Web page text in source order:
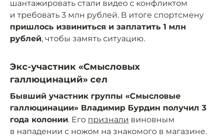
шантажировать стали видео с конфликтом
и требовать 3 млн рублей. В итоге спортсмену
пришлось извиниться и заплатить 1 млн
рублей, чтобы замять ситуацию.
Экс-участник «Смысловых
галлюцинаций» сел
Бывший участник группы «Смысловые
галлюцинации» Владимир Бурдин получил 3
года колонии. Его признали виновным
в нападении с ножом на знакомого в магазине.